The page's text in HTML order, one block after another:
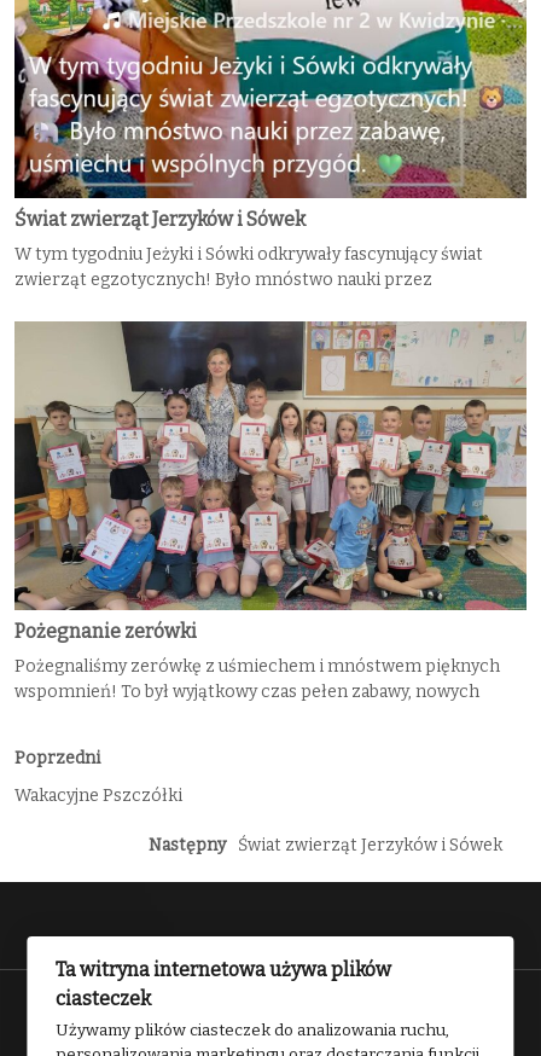
Świat zwierząt Jerzyków i Sówek
W tym tygodniu Jeżyki i Sówki odkrywały fascynujący świat
zwierząt egzotycznych! Było mnóstwo nauki przez
Pożegnanie zerówki
Pożegnaliśmy zerówkę z uśmiechem i mnóstwem pięknych
wspomnień! To był wyjątkowy czas pełen zabawy, nowych
Poprzedni
Wakacyjne Pszczółki
Następny Świat zwierząt Jerzyków i Sówek
Przedszkole nr 2 w Kwidzynie 2025
Ta witryna internetowa używa plików
ciasteczek
Używamy plików ciasteczek do analizowania ruchu,